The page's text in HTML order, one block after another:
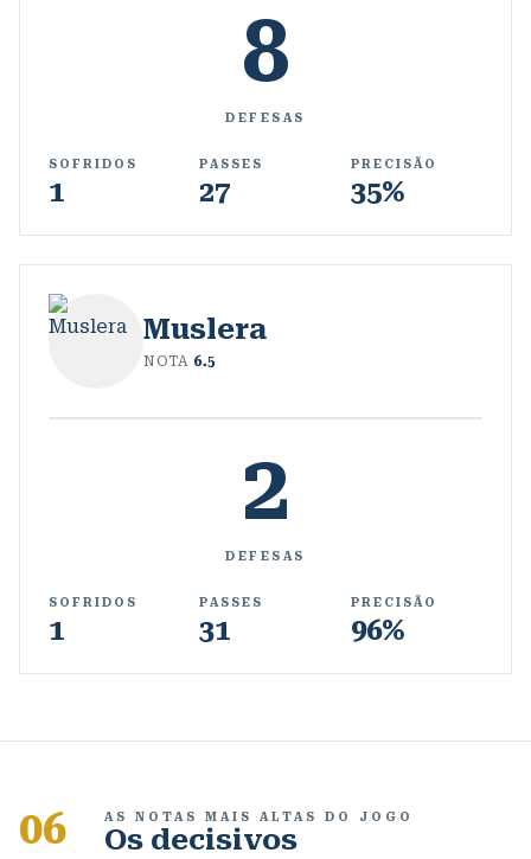
8
DEFESAS
SOFRIDOS
1
PASSES
27
PRECISÃO
35%
Muslera
NOTA 6.5
2
DEFESAS
SOFRIDOS
1
PASSES
31
PRECISÃO
96%
06 AS NOTAS MAIS ALTAS DO JOGO
Os decisivos